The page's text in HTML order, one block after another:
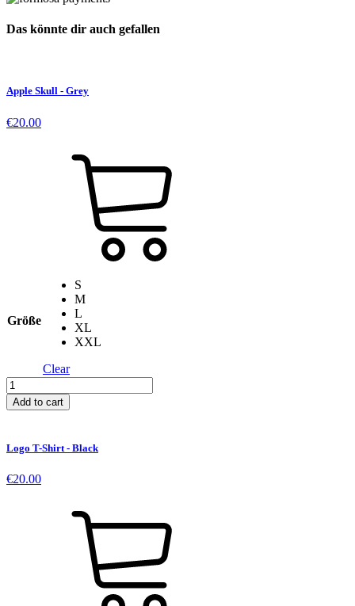
Das könnte dir auch gefallen
Apple Skull - Grey
€20.00
Größe
S
M
L
XL
XXL
Clear
Apple
Skull
-
Add to cart
Logo T-Shirt - Black
€20.00